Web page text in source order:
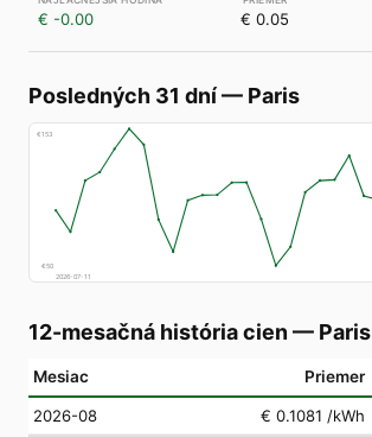
€ -0.00 € 0.05
Posledných 31 dní— Paris
€153
€50
2026-07-11
12-mesačná história cien — Paris
Mesiac Priemer
2026-08 € 0.1081 /kWh